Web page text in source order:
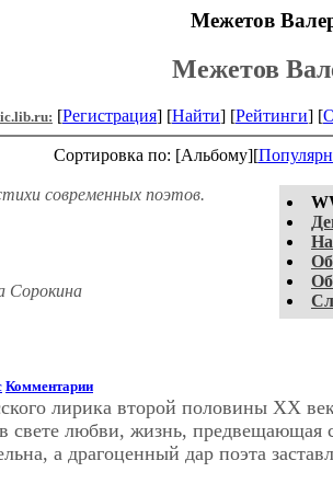
Межетов
Межетов
[Регистрация] [Найти] [Рейтинги] [
Сортировка по: [Альбому][
современных поэтов.
Сорокина
Комментарии
лирика второй половины ХХ
любви, жизнь, предвещающая
а драгоценный дар поэта